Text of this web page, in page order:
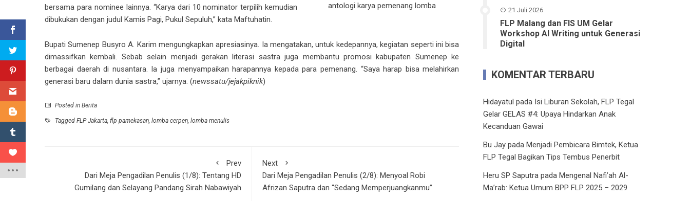
antologi karya pemenang lomba
bersama para nominee lainnya. “Karya dari 10 nominator terpilih kemudian
dibukukan dengan judul Kamis Pagi, Pukul Sepuluh,” kata Maftuhatin.
Bupati Sumenep Busyro A. Karim mengungkapkan apresiasinya. Ia mengatakan, untuk kedepannya, kegiatan seperti ini bisa
dimassifkan kembali. Sebab selain menjadi gerakan literasi sastra juga membantu promosi kabupaten Sumenep ke
berbagai daerah di nusantara. Ia juga menyampaikan harapannya kepada para pemenang. “Saya harap bisa melahirkan
generasi baru dalam dunia sastra,” ujarnya. (newssatu/jejakpiknik)
Posted in Berita
Tagged FLP Jakarta, flp pamekasan, lomba cerpen, lomba menulis
Prev
Dari Meja Pengadilan Penulis (1/8): Tentang HD
Gumilang dan Selayang Pandang Sirah Nabawiyah
Next
Dari Meja Pengadilan Penulis (2/8): Menyoal Robi
Afrizan Saputra dan “Sedang Memperjuangkanmu”
21 Juli 2026
FLP Malang dan FIS UM Gelar
Workshop AI Writing untuk Generasi
Digital
KOMENTAR TERBARU
Hidayatul pada Isi Liburan Sekolah, FLP Tegal
Gelar GELAS #4: Upaya Hindarkan Anak
Kecanduan Gawai
Bu Jay padaMenjadi Pembicara Bimtek, Ketua
FLP Tegal Bagikan Tips Tembus Penerbit
Heru SP Saputra padaMengenal Nafi’ah Al-
Ma’rab: Ketua Umum BPP FLP 2025 – 2029